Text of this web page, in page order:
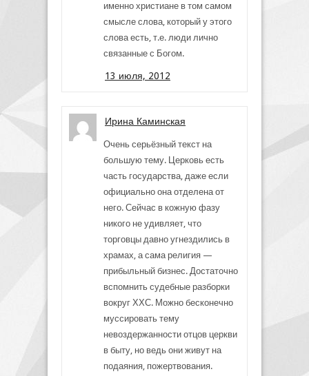
именно христиане в том самом
смысле слова, который у этого
слова есть, т.е. люди лично
связанные с Богом.
13 июля, 2012
Ирина Каминская
Очень серьёзный текст на
большую тему. Церковь есть
часть государства, даже если
официально она отделена от
него. Сейчас в кожную фазу
никого не удивляет, что
торговцы давно угнездились в
храмах, а сама религия —
прибыльный бизнес. Достаточно
вспомнить судебные разборки
вокруг ХХС. Можно бесконечно
муссировать тему
невоздержанности отцов церкви
в быту, но ведь они живут на
подаяния, пожертвования.